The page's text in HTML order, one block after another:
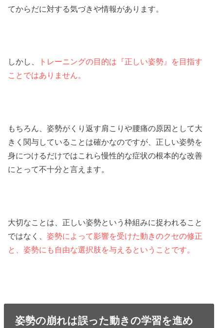
てからだに対する気づきや情報があります。
しかし、
トレーニングの目的は『正しい姿勢』を目指す
ことではありません。
もちろん、姿勢がくり返す肩こりや腰痛の原因として大
きく関与していることは確かなのですが、正しい姿勢を
身につけるだけではこれら慢性的な症状の根本的な改善
にとって不十分と言えます。
大切なことは、正しい姿勢という枠組みに捉われること
ではなく、姿勢によって影響を受けた動きのクセの修正
と、姿勢にも自由な選択肢を与えるということです。
姿勢の崩れは誤った動きの学習を進め